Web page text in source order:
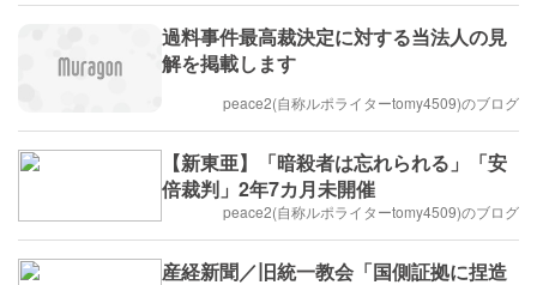
過料事件最高裁決定に対する当法人の見
解を掲載します
peace2(自称ルポライターtomy4509)のブログ
【新東亜】「暗殺者は忘れられる」「安
倍裁判」2年7カ月未開催
peace2(自称ルポライターtomy4509)のブログ
産経新聞／旧統一教会「国側証拠に捏造